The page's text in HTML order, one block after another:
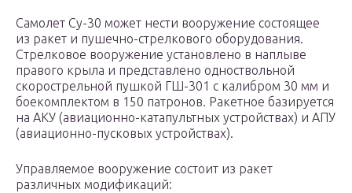
Самолет Су-30 может нести вооружение состоящее
из ракет и пушечно-стрелкового оборудования.
Стрелковое вооружение установлено в наплыве
правого крыла и представлено одноствольной
скорострельной пушкой ГШ-301 с калибром 30 мм и
боекомплектом в 150 патронов. Ракетное базируется
на АКУ (авиационно-катапультных устройствах) и АПУ
(авиационно-пусковых устройствах).
Управляемое вооружение состоит из ракет
различных модификаций: